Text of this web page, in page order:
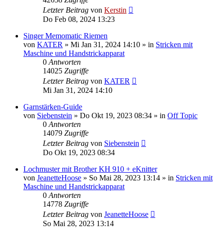
Letzter Beitrag von Kerstin
Do Feb 08, 2024 13:23
Singer Memomatic Riemen
von KATER » Mi Jan 31, 2024 14:10 » in Stricken mit
Maschine und Handstrickapparat
0 Antworten
14025 Zugriffe
Letzter Beitrag von KATER
Mi Jan 31, 2024 14:10
Garnstärken-Guide
von Siebenstein » Do Okt 19, 2023 08:34 » in Off Topic
0 Antworten
14079 Zugriffe
Letzter Beitrag von Siebenstein
Do Okt 19, 2023 08:34
Lochmuster mit Brother KH 910 + eKnitter
von JeanetteHoose » So Mai 28, 2023 13:14 » in Stricken mit
Maschine und Handstrickapparat
0 Antworten
14778 Zugriffe
Letzter Beitrag von JeanetteHoose
So Mai 28, 2023 13:14